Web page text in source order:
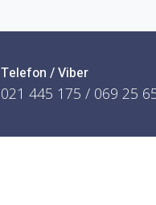
Telefon / Viber
021 445 175 / 069 25